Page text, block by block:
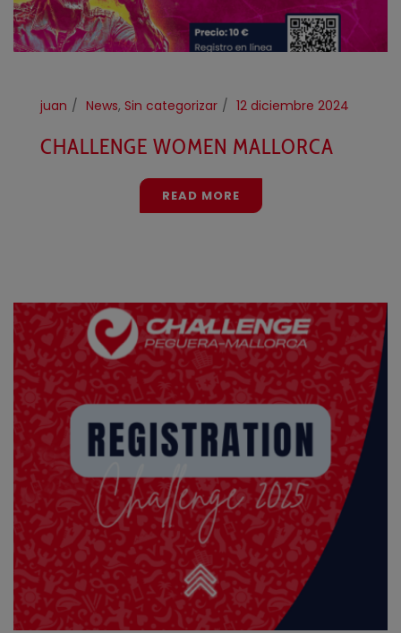
juan News, Sin categorizar 12 diciembre 2024
CHALLENGE WOMEN MALLORCA
READ MORE